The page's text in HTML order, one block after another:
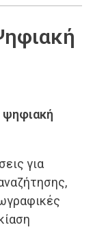
ψηφιακή
για